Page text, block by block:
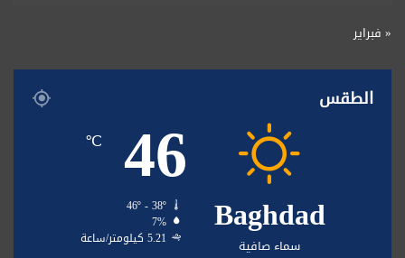
« فبراير
الطقس
Baghdad
سماء صافية
46
℃
46º - 38º
7%
5.21 كيلومتر/ساعة